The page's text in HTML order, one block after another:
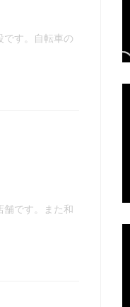
です。自転車の
舗です。また和